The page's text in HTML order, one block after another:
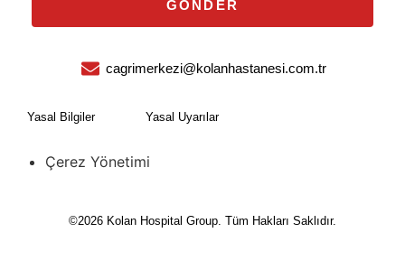
GÖNDER
cagrimerkezi@kolanhastanesi.com.tr
Yasal Bilgiler Yasal Uyarılar
Çerez Yönetimi
©2026 Kolan Hospital Group. Tüm Hakları Saklıdır.